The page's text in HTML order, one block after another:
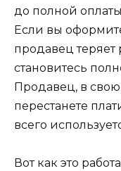
до полной
Если вы
продавец теряет
становитесь
Продавец, в свою
перестанете
всего
Вот как это